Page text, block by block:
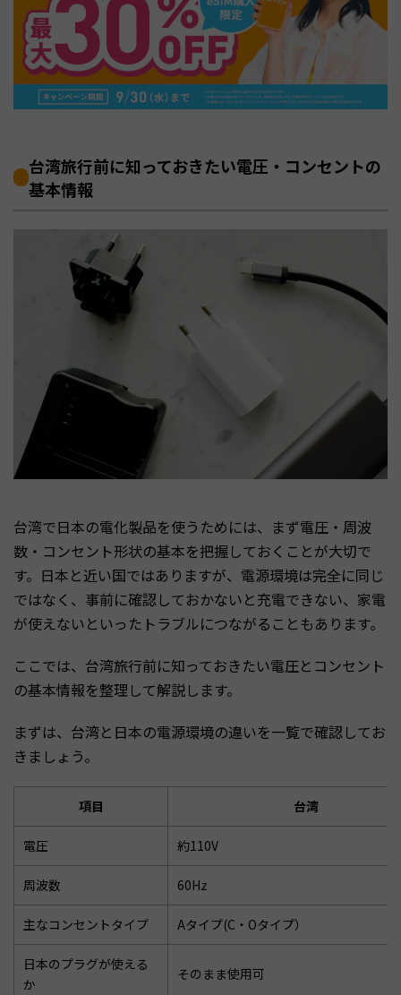
台湾旅行前に知っておきたい電圧・コンセントの
基本情報
台湾で日本の電化製品を使うためには、まず電圧・周波
数・コンセント形状の基本を把握しておくことが大切で
す。日本と近い国ではありますが、電源環境は完全に同じ
ではなく、事前に確認しておかないと充電できない、家電
が使えないといったトラブルにつながることもあります。
ここでは、台湾旅行前に知っておきたい電圧とコンセント
の基本情報を整理して解説します。
まずは、台湾と日本の電源環境の違いを一覧で確認してお
きましょう。
項目 台湾
電圧 約110V
周波数 60Hz
主なコンセントタイプ Aタイプ(C・Oタイプ）
日本のプラグが使える
か
そのまま使用可